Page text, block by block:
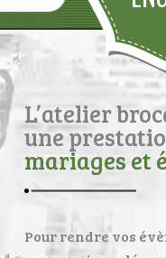
L’atelier
une
mariages et
Pour rendre vos